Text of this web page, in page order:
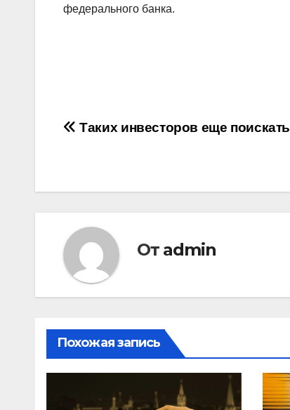
федерального банка.
Навигация
записям
Таких инвесторов еще поискать
От admin
Похожая запись